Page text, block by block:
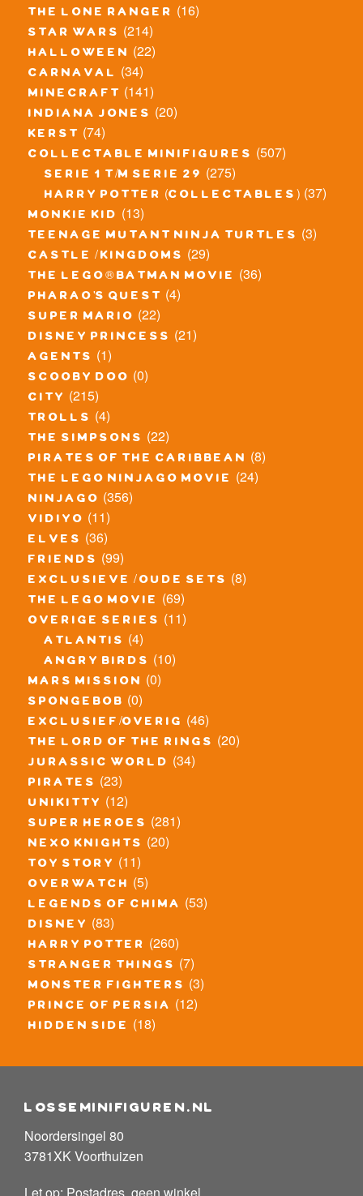
the lone ranger (16)
star wars (214)
halloween (22)
carnaval (34)
minecraft (141)
indiana jones (20)
kerst (74)
collectable minifigures (507)
serie 1 t/m serie 29 (275)
harry potter (collectables) (37)
monkie kid (13)
teenage mutant ninja turtles (3)
castle / kingdoms (29)
the lego® batman movie (36)
pharao's quest (4)
super mario (22)
disney princess (21)
agents (1)
scooby doo (0)
city (215)
trolls (4)
the simpsons (22)
pirates of the caribbean (8)
the lego ninjago movie (24)
ninjago (356)
vidiyo (11)
elves (36)
friends (99)
exclusieve / oude sets (8)
the lego movie (69)
overige series (11)
atlantis (4)
angry birds (10)
mars mission (0)
spongebob (0)
exclusief/overig (46)
the lord of the rings (20)
jurassic world (34)
pirates (23)
unikitty (12)
super heroes (281)
nexo knights (20)
toy story (11)
overwatch (5)
legends of chima (53)
disney (83)
harry potter (260)
stranger things (7)
monster fighters (3)
prince of persia (12)
hidden side (18)
losseminifiguren.nl
Noordersingel 80
3781XK Voorthuizen